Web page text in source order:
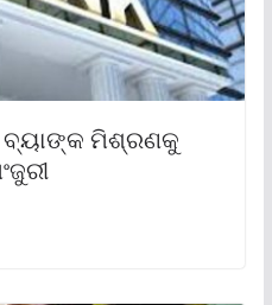
ବ୍ୟାଙ୍କ ମିଶ୍ରଣକୁ